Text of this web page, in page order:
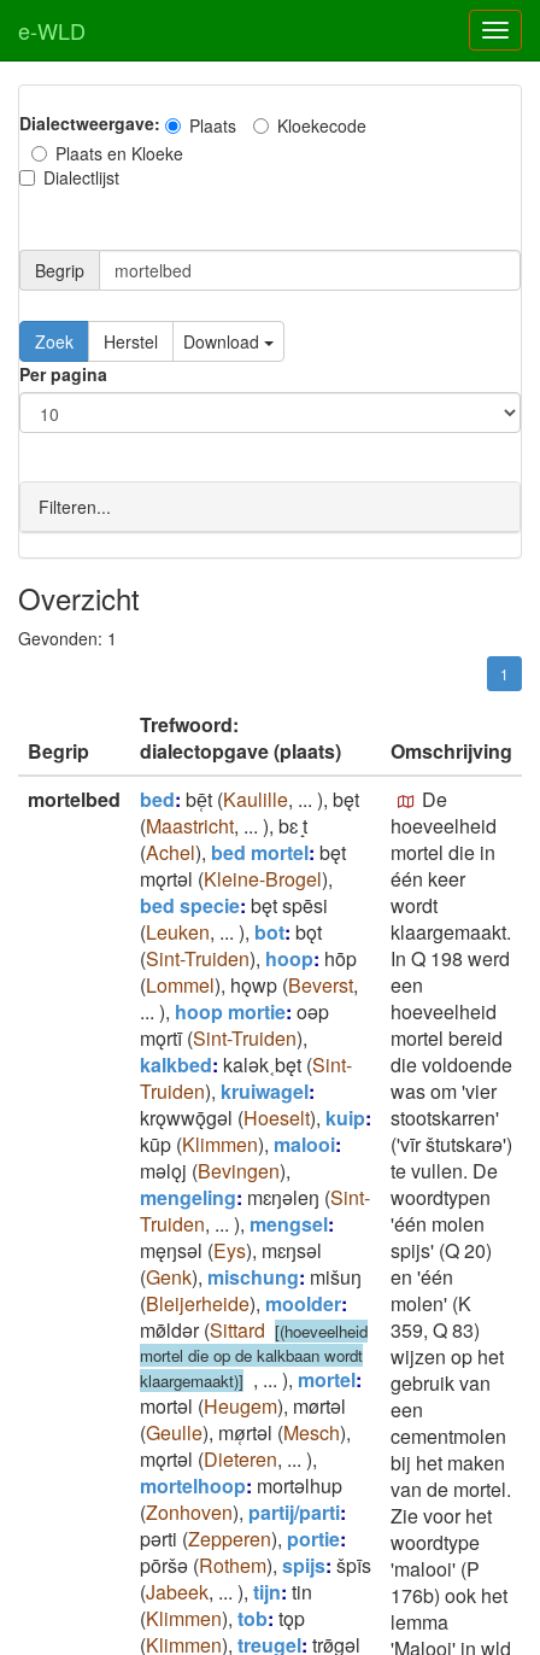
e-WLD
Dialectweergave: Plaats
Kloekecode
Plaats en Kloeke
Dialectlijst
Begrip
Zoek Herstel
Download
Per pagina
Filteren...
Overzicht
Gevonden: 1
1
Begrip
Trefwoord:
dialectopgave (plaats)
Omschrijving
mortelbed
bed: bē̜t (Kaulille, ... ), bęt
(Maastricht, ... ), bɛ ̝t
(Achel), bed mortel: bęt
mǫrtǝl (Kleine-Brogel),
bed specie: bęt spēsi
(Leuken, ... ), bot: bǫt
(Sint-Truiden), hoop: hōp
(Lommel), hǫwp (Beverst,
... ), hoop mortie: oǝp
mǫrtī(Sint-Truiden),
kalkbed: kalǝk˱bęt (Sint-
Truiden), kruiwagel:
krǫwwǭgǝl (Hoeselt), kuip:
kūp (Klimmen), malooi:
mǝlǫj (Bevingen),
mengeling: mɛŋǝleŋ (Sint-
Truiden, ... ), mengsel:
męŋsǝl (Eys), mɛŋsǝl
(Genk), mischung: mišuŋ
(Bleijerheide), moolder:
mø̄ldǝr(Sittard [(hoeveelheid
mortel die op de kalkbaan wordt
klaargemaakt)] , ... ), mortel:
mortǝl (Heugem), mørtǝl
(Geulle), mø̜rtǝl (Mesch),
mǫrtǝl (Dieteren, ... ),
mortelhoop: mortǝlhup
(Zonhoven), partij/parti:
pǝrti (Zepperen), portie:
pōršǝ (Rothem), spijs: špīs
(Jabeek, ... ), tijn: tin
(Klimmen), tob: tǫp
(Klimmen), treugel: trø̄gǝl
De
hoeveelheid
mortel die in
één keer
wordt
klaargemaakt.
In Q 198 werd
een
hoeveelheid
mortel bereid
die voldoende
was om 'vier
stootskarren'
('vīr štutskarǝ')
te vullen. De
woordtypen
'één molen
spijs' (Q 20)
en 'één
molen' (K
359, Q 83)
wijzen op het
gebruik van
een
cementmolen
bij het maken
van de mortel.
Zie voor het
woordtype
'malooi' (P
176b) ook het
lemma
'Malooi' in wld